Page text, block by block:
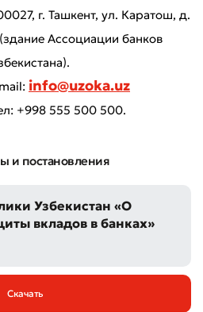
г. Ташкент, ул. Каратош, д.
Ассоциации банков
info@uzoka.uz
+998 555 500 500.
и постановления
Узбекистан «О
вкладов в банках»
Скачать